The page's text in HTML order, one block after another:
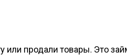
или продали товары. Это